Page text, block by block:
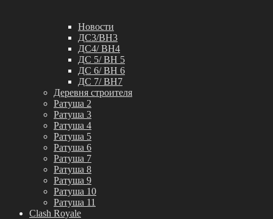
Новости
ДС3/BH3
ДС4/ BH4
ДС 5/ BH 5
ДС 6/ BH 6
ДС 7/ BH7
Деревня строителя
Ратуша 2
Ратуша 3
Ратуша 4
Ратуша 5
Ратуша 6
Ратуша 7
Ратуша 8
Ратуша 9
Ратуша 10
Ратуша 11
Clash Royale